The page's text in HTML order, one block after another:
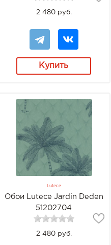
2 480 руб.
Купить
Lutece
Обои Lutece Jardin Deden
51202704
2 480 руб.